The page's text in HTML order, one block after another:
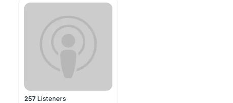
257 Listeners